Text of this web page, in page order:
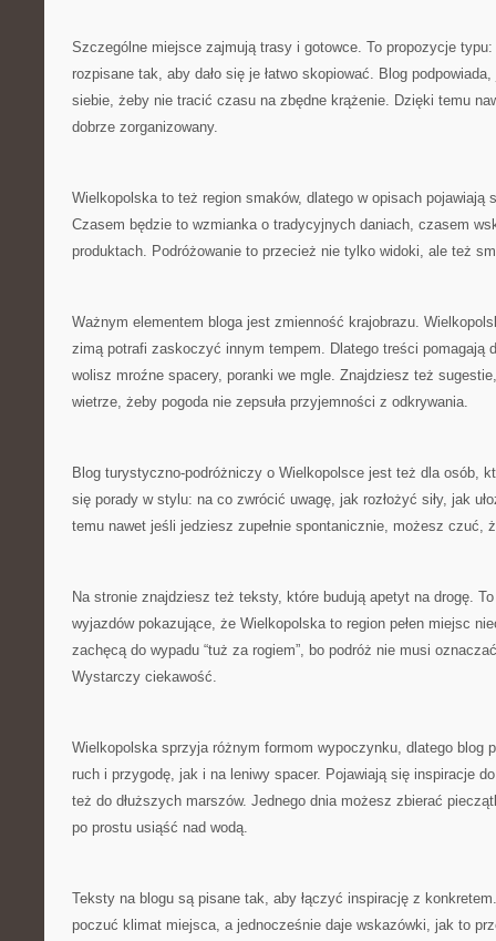
Szczególne miejsce zajmują trasy i gotowce. To propozycje typu:
rozpisane tak, aby dało się je łatwo skopiować. Blog
siebie, żeby nie tracić czasu na zbędne krążenie. Dzięki temu
dobrze zorganizowany.
Wielkopolska to też region smaków, dlatego w opisach pojawiają
Czasem będzie to wzmianka o tradycyjnych daniach, czasem
produktach. Podróżowanie to przecież nie tylko widoki, ale też
Ważnym elementem bloga jest zmienność krajobrazu.
zimą potrafi zaskoczyć innym tempem. Dlatego treści pomagają
wolisz mroźne spacery, poranki we mgle. Znajdziesz też
wietrze, żeby pogoda nie zepsuła przyjemności z odkrywania.
Blog turystyczno-podróżniczy o Wielkopolsce jest też dla osób,
się porady w stylu: na co zwrócić uwagę, jak rozłożyć siły, jak
temu nawet jeśli jedziesz zupełnie spontanicznie, możesz czuć,
Na stronie znajdziesz też teksty, które budują apetyt na drogę.
wyjazdów pokazujące, że Wielkopolska to region pełen miejsc
zachęcą do wypadu “tuż za rogiem”, bo podróż nie musi
Wystarczy ciekawość.
Wielkopolska sprzyja różnym formom wypoczynku, dlatego blog
ruch i przygodę, jak i na leniwy spacer. Pojawiają się inspiracje
też do dłuższych marszów. Jednego dnia możesz zbierać
po prostu usiąść nad wodą.
Teksty na blogu są pisane tak, aby łączyć inspirację z
poczuć klimat miejsca, a jednocześnie daje wskazówki, jak to